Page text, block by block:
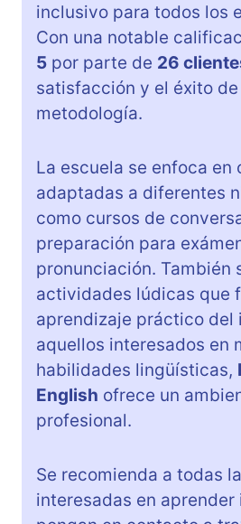
inclusivo para todos los
Con una notable
5 por parte de 26
satisfacción y el éxito de
metodología.
La escuela se enfoca en
adaptadas a diferentes
como cursos de
preparación para
pronunciación. También
actividades lúdicas que
aprendizaje práctico del
aquellos interesados en
habilidades lingüísticas,
English ofrece un
profesional.
Se recomienda a todas
interesadas en aprender